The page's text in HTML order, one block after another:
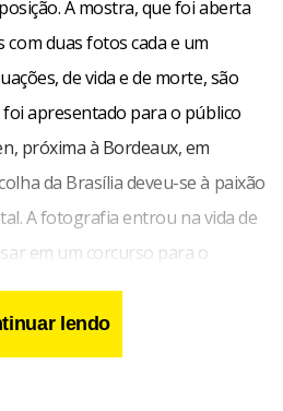
A mostra, que foi aberta
duas fotos cada e um
de vida e de morte, são
apresentado para o público
próxima à Bordeaux, em
da Brasília deveu-se à paixão
A fotografia entrou na vida de
em um corcurso para o
do Rio de Janeiro, assumiu
Comunicação da instituição.
Lina responsabilizou-se pelas
lendo